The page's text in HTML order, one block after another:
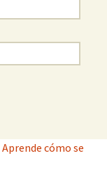
Aprende cómo se